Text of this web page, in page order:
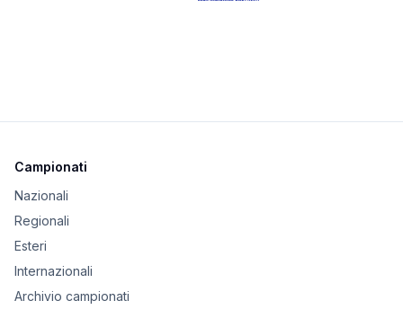
Campionati
Nazionali
Regionali
Esteri
Internazionali
Archivio campionati